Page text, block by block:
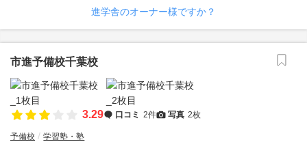
進学舎のオーナー様ですか？
市進予備校千葉校
3.29 口コミ 2件 写真 2枚
予備校 学習塾・塾